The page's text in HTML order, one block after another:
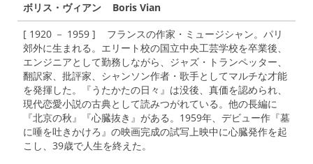
ボリス・ヴィアン Boris Vian
[ 1920 － 1959 ] フランスの作家・ミュージシャン。パリ
郊外に生まれる。エリート校の国立中央工芸学校を卒業後、
エンジニアとして勤務しながら、ジャズ・トランペッター、
翻訳家、批評家、シャンソン作者・歌手としてマルチな才能
を発揮した。『うたかたの日々』は没後、真価を認められ、
現代恋愛小説の古典として読みつがれている。他の長編に
『北京の秋』『心臓抜き』がある。1959年、デビュー作『墓
に唾を吐きかけろ』の映画完成の試写上映中に心臓発作を起
こし、39歳で人生を終えた。